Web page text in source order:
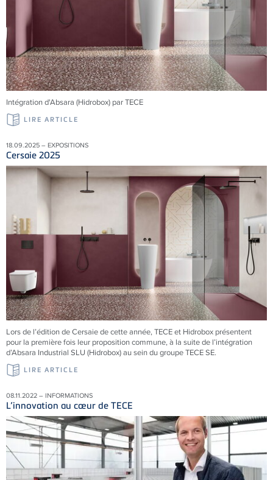
Intégration d'Absara (Hidrobox) par TECE
LIRE ARTICLE
18.09.2025 – EXPOSITIONS
Cersaie 2025
Lors de l’édition de Cersaie de cette année, TECE et Hidrobox présentent
pour la première fois leur proposition commune, à la suite de l’intégration
d’Absara Industrial SLU (Hidrobox) au sein du groupe TECE SE.
LIRE ARTICLE
08.11.2022 – INFORMATIONS
L’innovation au cœur de TECE